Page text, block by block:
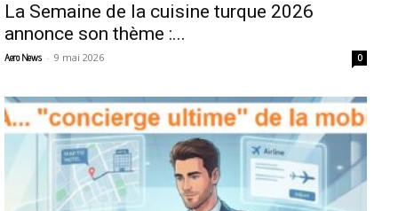
La Semaine de la cuisine turque 2026
annonce son thème :...
Aero News - 9 mai 2026 0